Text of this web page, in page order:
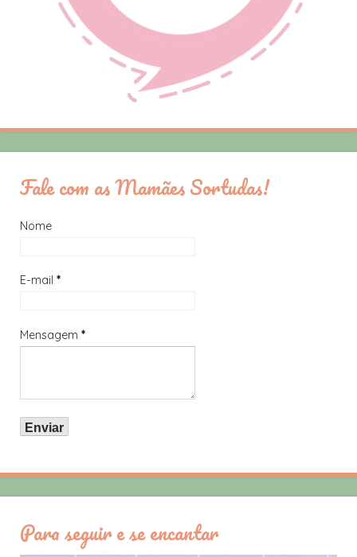
Fale com as Mamães Sortudas!
Nome
E-mail *
Mensagem *
Para seguir e se encantar